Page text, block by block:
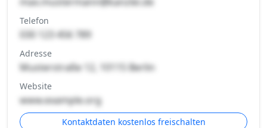
Telefon
030 123 456 789
Adresse
Musterstraße 12, 10115 Berlin
Website
www.example.org
Kontaktdaten kostenlos freischalten